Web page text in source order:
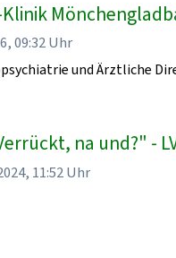
09:32 Uhr
und Ärztliche
na und?" -
11:52 Uhr